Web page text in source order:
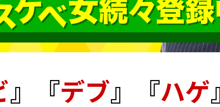
』『デブ』『ハゲ